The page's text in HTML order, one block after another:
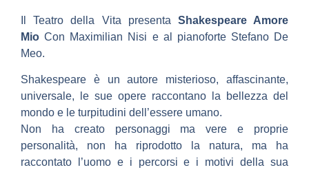
Il Teatro della Vita presenta Shakespeare Amore
MioCon Maximilian Nisi e al pianoforte Stefano De
Meo.
Shakespeare è un autore misterioso, affascinante,
universale, l e sue opere raccontano la bellezza del
mondo e le turpitudini dell’essere umano.
Non ha creato personaggi ma vere e proprie
personalità, non ha riprodotto la natura, ma ha
raccontato l’uomo e i percorsi e i motivi della sua